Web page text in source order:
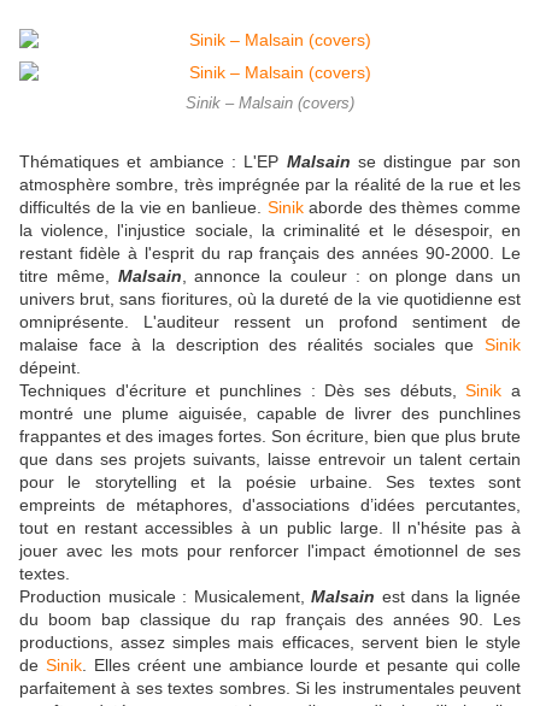
Sinik – Malsain (covers)
Thématiques et ambiance : L'EP Malsain se distingue par son
atmosphère sombre, très imprégnée par la réalité de la rue et les
difficultés de la vie en banlieue. Sinikaborde des thèmes comme
la violence, l'injustice sociale, la criminalité et le désespoir, en
restant fidèle à l'esprit du rap français des années 90-2000. Le
titre même, Malsain , annonce la couleur : on plonge dans un
univers brut, sans fioritures, où la dureté de la vie quotidienne est
omniprésente. L'auditeur ressent un profond sentiment de
malaise face à la description des réalités sociales que Sinik
dépeint.
Techniques d'écriture et punchlines : Dès ses débuts,Sinik a
montré une plume aiguisée, capable de livrer des punchlines
frappantes et des images fortes. Son écriture, bien que plus brute
que dans ses projets suivants, laisse entrevoir un talent certain
pour le storytelling et la poésie urbaine. Ses textes sont
empreints de métaphores, d'associations d’idées percutantes,
tout en restant accessibles à un public large. Il n'hésite pas à
jouer avec les mots pour renforcer l'impact émotionnel de ses
textes.
Production musicale : Musicalement, Malsain est dans la lignée
du boom bap classique du rap français des années 90. Les
productions, assez simples mais efficaces, servent bien le style
de Sinik. Elles créent une ambiance lourde et pesante qui colle
parfaitement à ses textes sombres. Si les instrumentales peuvent